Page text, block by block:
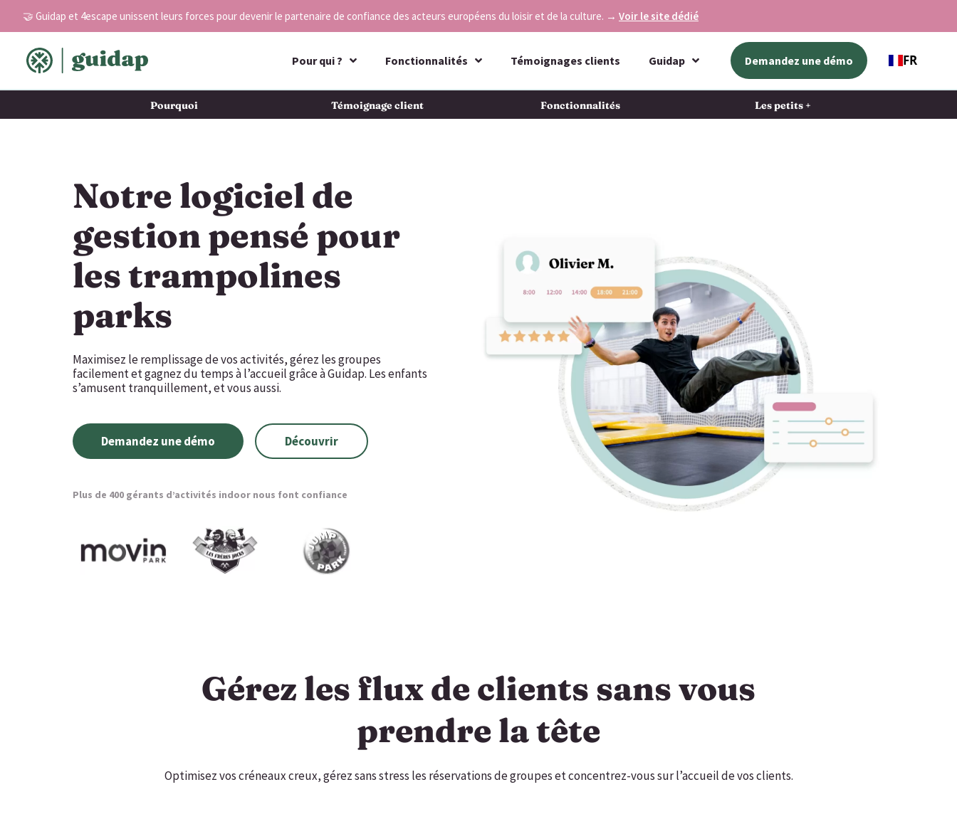
🤝 Guidap et 4escape unissent leurs forces pour devenir le partenaire de confiance des acteurs européens du loisir et de la culture. → Voir le site dédié
Pour qui ? Fonctionnalités Témoignages clients Guidap Demandez une démo FR
Pourquoi Témoignage client Fonctionnalités Les petits +
Notre logiciel de
gestion pensé pour
les trampolines
parks​
Maximisez le remplissage de vos activités, gérez les groupes
facilement et gagnez du temps à l’accueil grâce à Guidap. Les enfants
s’amusent tranquillement, et vous aussi.
Demandez une démo Découvrir
Plus de 400 gérants d’activités indoor nous font confiance
Gérez les flux de clients sans vous
prendre la tête
Optimisez vos créneaux creux, gérez sans stress les réservations de groupes et concentrez-vous sur l’accueil de vos clients.